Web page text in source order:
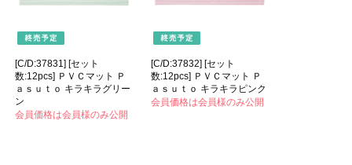
[C/D:37831] [セット
数:12pcs] ＰＶＣマット Ｐ
ａｓｕｔｏ キラキラグリー
ン
会員価格は会員様のみ公開
[C/D:37832] [セット
数:12pcs] ＰＶＣマット Ｐ
ａｓｕｔｏ キラキラピンク
会員価格は会員様のみ公開